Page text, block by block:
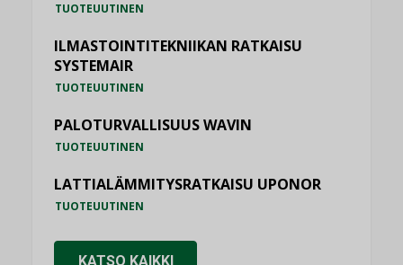
TUOTEUUTINEN
ILMASTOINTITEKNIIKAN RATKAISU
SYSTEMAIR
TUOTEUUTINEN
PALOTURVALLISUUS WAVIN
TUOTEUUTINEN
LATTIALÄMMITYSRATKAISU UPONOR
TUOTEUUTINEN
KATSO KAIKKI